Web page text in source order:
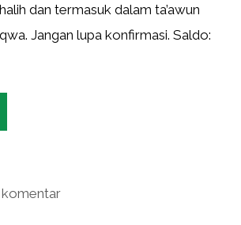
dan termasuk dalam ta’awun
Jangan lupa konfirmasi. Saldo: